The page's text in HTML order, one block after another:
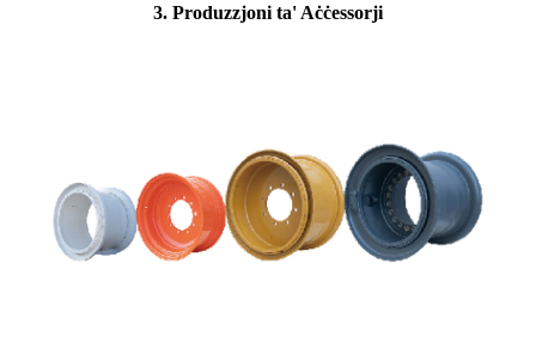
3. Produzzjoni ta' Aċċessorji